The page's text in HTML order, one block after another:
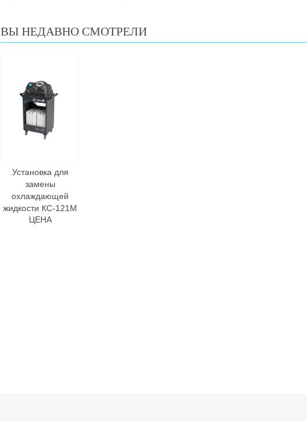
ВЫ НЕДАВНО СМОТРЕЛИ
Установка для
замены
охлаждающей
жидкости КС-121М
ЦЕНА